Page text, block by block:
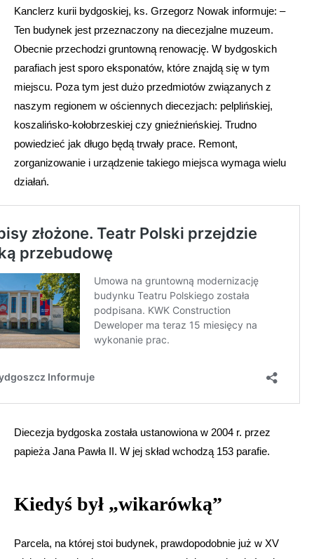
Kanclerz kurii bydgoskiej, ks. Grzegorz Nowak informuje: –
Ten budynek jest przeznaczony na diecezjalne muzeum.
Obecnie przechodzi gruntowną renowację. W bydgoskich
parafiach jest sporo eksponatów, które znajdą się w tym
miejscu. Poza tym jest dużo przedmiotów związanych z
naszym regionem w ościennych diecezjach: pelplińskiej,
koszalińsko-kołobrzeskiej czy gnieźnieńskiej. Trudno
powiedzieć jak długo będą trwały prace. Remont,
zorganizowanie i urządzenie takiego miejsca wymaga wielu
działań.
Diecezja bydgoska została ustanowiona w 2004 r. przez
papieża Jana Pawła II. W jej skład wchodzą 153 parafie.
Kiedyś był „wikarówką”
Parcela, na której stoi budynek, prawdopodobnie już w XV